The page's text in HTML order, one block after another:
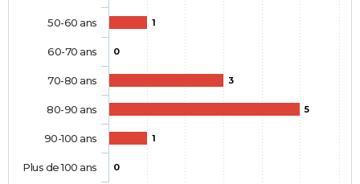
1
0
3
5
1
0
50-60 ans
60-70 ans
70-80 ans
80-90 ans
90-100 ans
Plus de 100 ans